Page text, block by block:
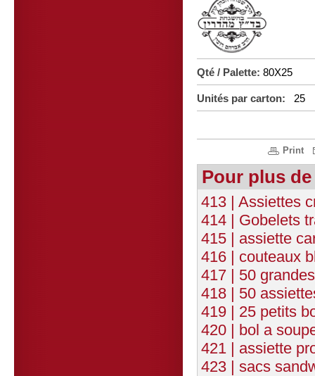
Qté / Palette: 80X25
Unités par carton: 25
Print
Pour plus
413 | Assiettes
414 | Gobelets
415 | assiette
416 | couteaux
417 | 50
418 | 50
419 | 25 petits
420 | bol a
421 | assiette
423 | sacs